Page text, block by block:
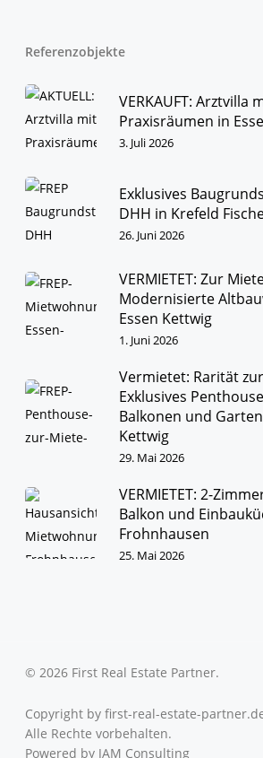
Referenzobjekte
VERKAUFT: Arztvilla
Praxisräumen in
3. Juli 2026
Exklusives
DHH in Krefeld
26. Juni 2026
VERMIETET: Zur
Modernisierte
Essen Kettwig
1. Juni 2026
Vermietet: Rarität
Exklusives
Balkonen und
Kettwig
29. Mai 2026
VERMIETET: 2-
Balkon und
Frohnhausen
25. Mai 2026
© 2026 First Real Estate Partner.
Copyright by first-real-estate-
Alle Rechte vorbehalten.
Powered by JAM Consulting